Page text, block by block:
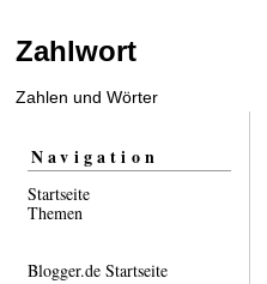
Zahlwort
Zahlen und Wörter
Navigation
Startseite
Themen
Blogger.de Startseite